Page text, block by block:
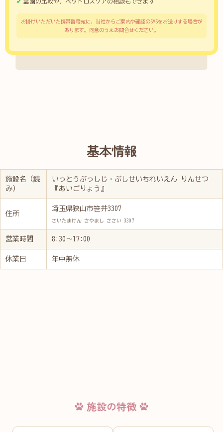
お掛けいただいた携帯番号宛に、当社からご案内や確認のSMSをお送りする場合が
あります。同意のうえお問合せください。
基本情報
施設名（読
み）
いっとうぶっしじ・ぶしせいちれいえん りんせつ
『あいごりょう』
住所
埼玉県狭山市笹井3307
さいたまけん さやまし ささい 3307
営業時間 8:30～17:00
休業日 年中無休
施設の特徴